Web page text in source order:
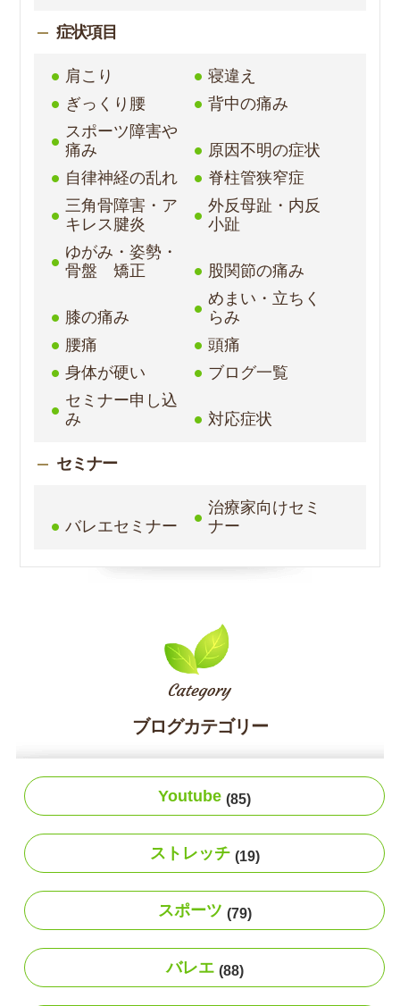
症状項目
肩こり
寝違え
ぎっくり腰
背中の痛み
スポーツ障害や
痛み
原因不明の症状
自律神経の乱れ
脊柱管狭窄症
三角骨障害・ア
キレス腱炎
外反母趾・内反
小趾
ゆがみ・姿勢・
骨盤 矯正
股関節の痛み
膝の痛み
めまい・立ちく
らみ
腰痛
頭痛
身体が硬い
ブログ一覧
セミナー申し込
み
対応症状
セミナー
バレエセミナー
治療家向けセミ
ナー
ブログカテゴリー
Youtube (85)
ストレッチ (19)
スポーツ (79)
バレエ (88)